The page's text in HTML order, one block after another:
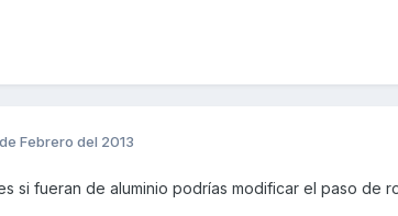
Febrero del 2013
si fueran de aluminio podrías modificar el paso de